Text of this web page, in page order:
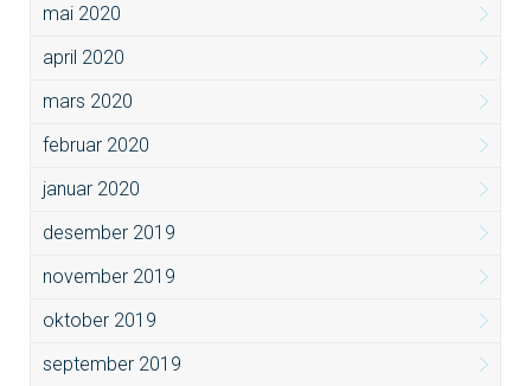
mai 2020
april 2020
mars 2020
februar 2020
januar 2020
desember 2019
november 2019
oktober 2019
september 2019